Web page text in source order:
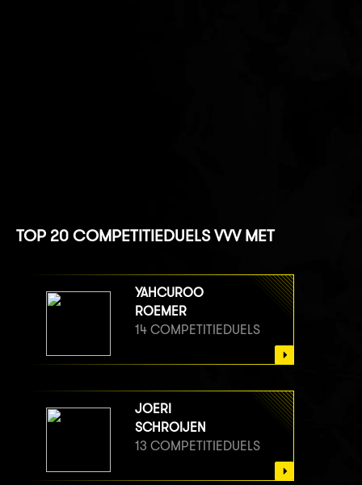
TOP 20 COMPETITIEDUELS VVV MET
YAHCUROO
ROEMER
14 COMPETITIEDUELS
JOERI
SCHROIJEN
13 COMPETITIEDUELS